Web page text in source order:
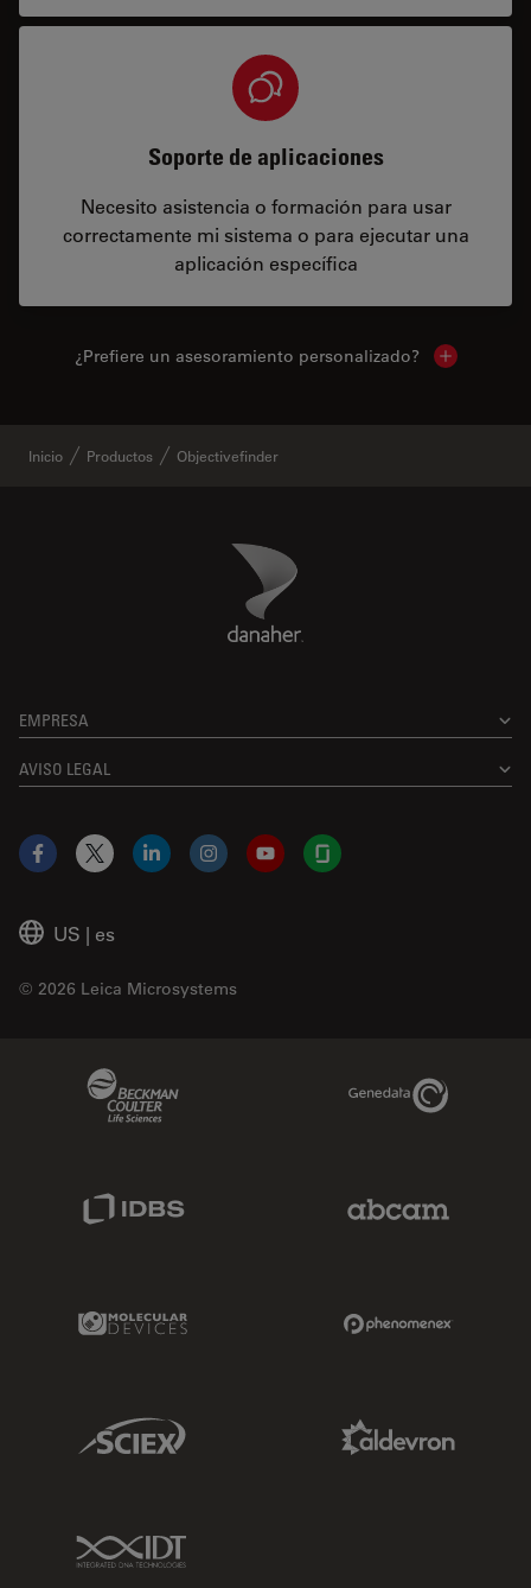
Soporte de aplicaciones
Necesito asistencia o formación para usar
correctamente mi sistema o para ejecutar una
aplicación específica
¿Prefiere un asesoramiento personalizado? Show local
Inicio Productos Objectivefinder
Danaher Logo
EMPRESA
AVISO LEGAL
US | es
© 2026 Leica Microsystems
Facebook
X LinkedInInstagramYouTubeGlassdoor
Genedata Link
Molecular Devices Link
Sciex Link
IDT Link